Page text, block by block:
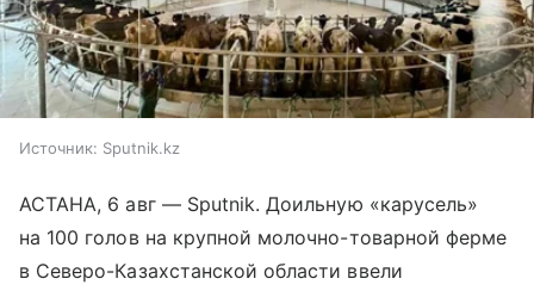
Источник: Sputnik.kz
АСТАНА, 6 авг — Sputnik. Доильную «карусель»
на 100 голов на крупной молочно-товарной ферме
в Северо-Казахстанской области ввели